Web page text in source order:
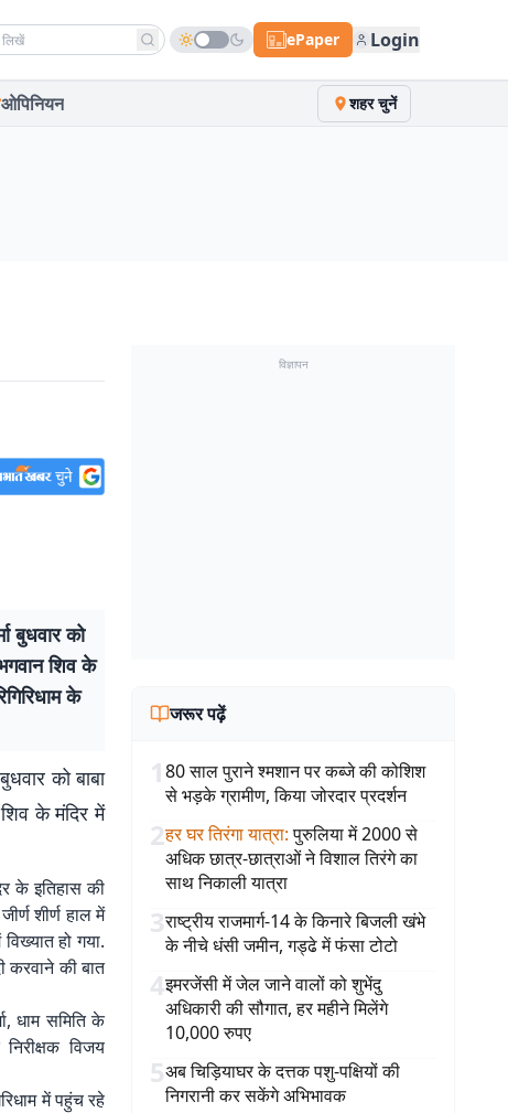
news ePaper Login
ओपिनियन शहर चुनें
बुधवार को
शिव के
के
को बाबा
शिव के मंदिर में
के इतिहास की
शीर्ण हाल में
हो गया.
करवाने की बात
धाम समिति के
विजय
में पहुंच रहे
विज्ञापन
जरूर पढ़ें
180 साल पुराने श्मशान पर कब्जे की कोशिश
से भड़के ग्रामीण, किया जोरदार प्रदर्शन
2हर घर तिरंगा यात्रा: पुरुलिया में 2000 से
अधिक छात्र-छात्राओं ने विशाल तिरंगे का
साथ निकाली यात्रा
3राष्ट्रीय राजमार्ग-14 के किनारे बिजली खंभे
के नीचे धंसी जमीन, गड्ढे में फंसा टोटो
4इमरजेंसी में जेल जाने वालों को शुभेंदु
अधिकारी की सौगात, हर महीने मिलेंगे
10,000 रुपए
5अब चिड़ियाघर के दत्तक पशु-पक्षियों की
निगरानी कर सकेंगे अभिभावक